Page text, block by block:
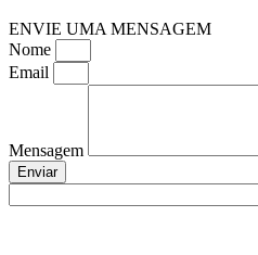
ENVIE UMA MENSAGEM
Nome
Email
Mensagem
Enviar